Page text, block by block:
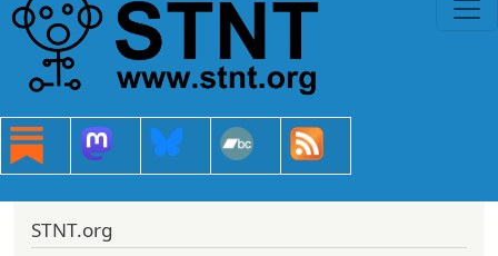
STNT.org